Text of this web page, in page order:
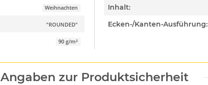
Weihnachten
"ROUNDED"
90 g/m²
Inhalt:
Ecken-/Kanten-Ausführung:
Angaben zur Produktsicherheit